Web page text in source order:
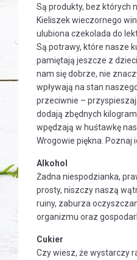
Są produkty, bez których
Kieliszek wieczornego
ulubiona czekolada do
Są potrawy, które nasze
pamiętają jeszcze z
nam się dobrze, nie
wpływają na stan
przeciwnie –
dodają zbędnych
wpędzają w huśtawkę
Wrogowie piękna. Poznaj
Alkohol
Żadna niespodzianka,
prosty, niszczy naszą
ruiny, zaburza
organizmu oraz
Cukier
Czy wiesz, że wystarczy